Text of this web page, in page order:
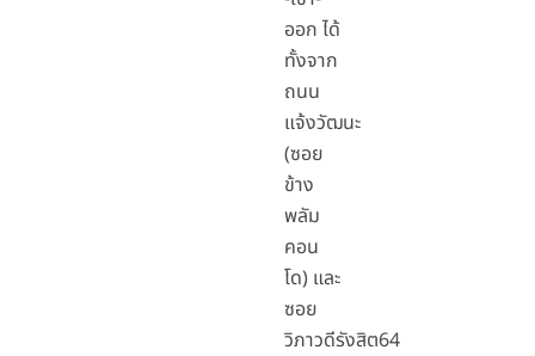
ออก ได้
ทั้งจาก
ถนน
แจ้งวัฒนะ
(ซอย
ข้าง
พลัม
คอน
โด) และ
ซอย
วิภาวดีรังสิต64